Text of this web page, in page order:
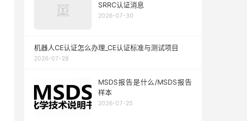
SRRC认证消息
2026-07-30
机器人CE认证怎么办理_CE认证标准与测试项目
2026-07-28
MSDS报告是什么/MSDS报告
样本
2026-07-25